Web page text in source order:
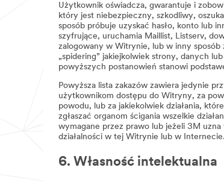
Użytkownik oświadcza, gwarantuje i
który jest niebezpieczny, szkodliwy,
sposób próbuje uzyskać hasło, konto lub
szyfrujące, uruchamia Maillist, Listserv,
zalogowany w Witrynie, lub w inny sposób
„spidering” jakiejkolwiek strony, danych
powyższych postanowień stanowi
Powyższa lista zakazów zawiera jedynie
użytkownikom dostępu do Witryny, za
powodu, lub za jakiekolwiek działania,
zgłaszać organom ścigania wszelkie
wymagane przez prawo lub jeżeli 3M
działalności w tej Witrynie lub w Internecie.
6. Własność intelektualna